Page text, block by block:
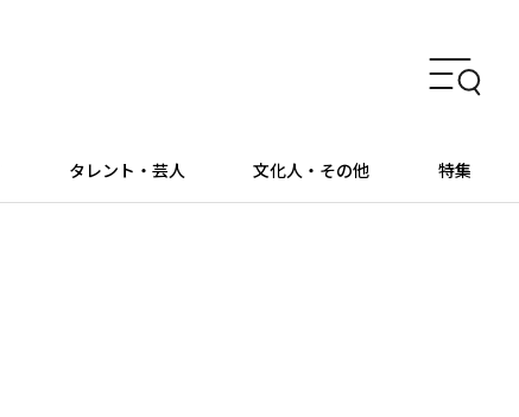
タレント・芸人 文化人・その他 特集